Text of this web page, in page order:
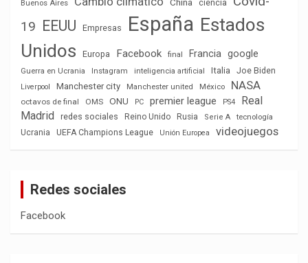
Buenos Aires
China ciencia
19 EEUU Empresas España Estados
Unidos
Europa Facebook final Francia google
Guerra en Ucrania Instagram inteligencia artificial Italia Joe Biden
Liverpool Manchester city Manchester united México NASA
octavos de final OMS ONU PC premier league PS4
Real
Madrid
redes sociales Reino Unido Rusia Serie A
tecnología
Ucrania
UEFA Champions League Unión Europea videojuegos
Redes sociales
Facebook